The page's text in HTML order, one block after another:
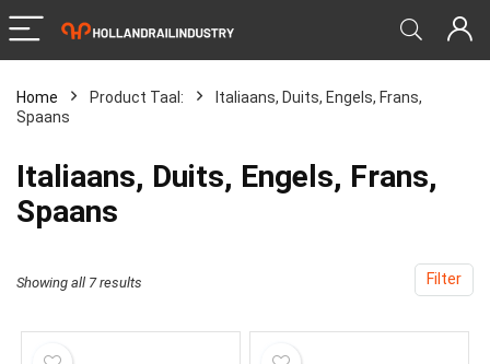
Home Product Taal:
‎Italiaans, Duits, Engels, Frans,
Spaans
‎Italiaans, Duits, Engels, Frans,
Spaans
Filter
Showing all 7 results